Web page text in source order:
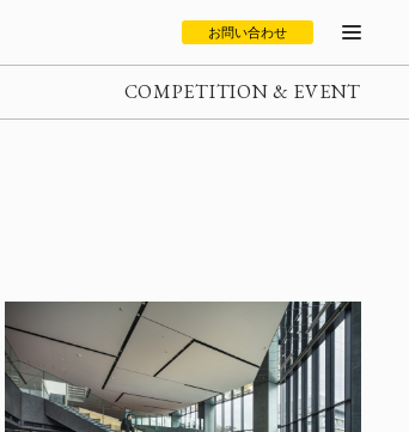
お問い合わせ
COMPETITION & EVENT